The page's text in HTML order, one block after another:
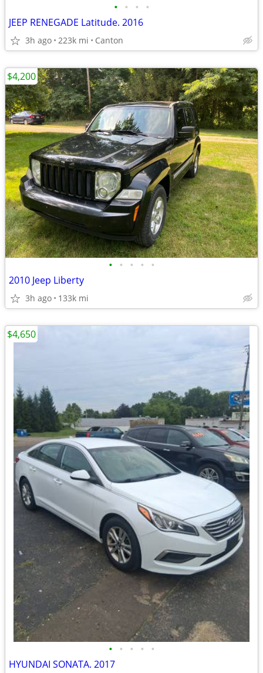
• • • •
JEEP RENEGADE Latitude. 2016
3h ago 223k mi Canton
• • • • •
2010 Jeep Liberty
3h ago 133k mi
$4,200
• • • • •
HYUNDAI SONATA. 2017
$4,650